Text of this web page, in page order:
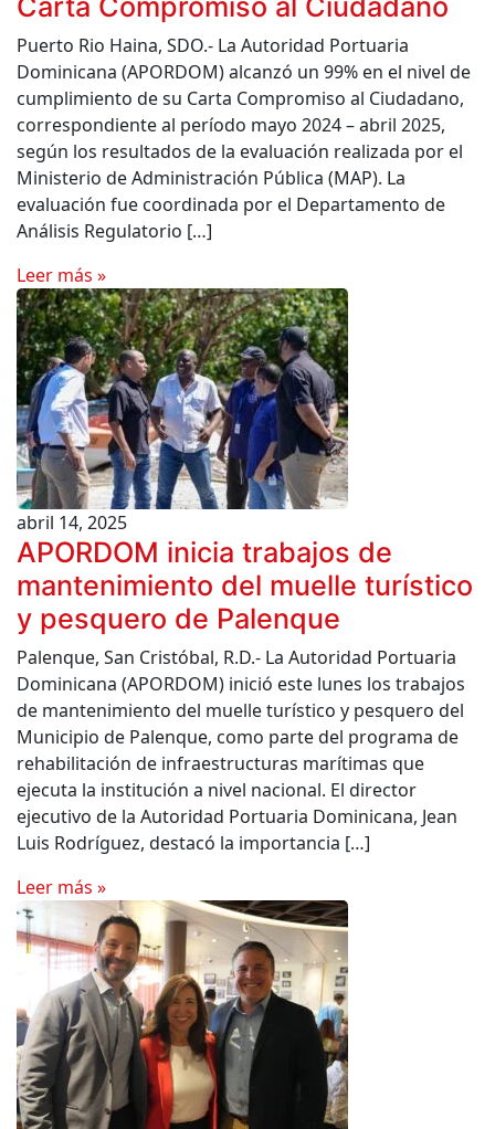
Carta Compromiso al Ciudadano
Puerto Rio Haina, SDO.- La Autoridad Portuaria
Dominicana (APORDOM) alcanzó un 99% en el nivel de
cumplimiento de su Carta Compromiso al Ciudadano,
correspondiente al período mayo 2024 – abril 2025,
según los resultados de la evaluación realizada por el
Ministerio de Administración Pública (MAP). La
evaluación fue coordinada por el Departamento de
Análisis Regulatorio […]
Leer más »
abril 14, 2025
APORDOM inicia trabajos de
mantenimiento del muelle turístico
y pesquero de Palenque
Palenque, San Cristóbal, R.D.- La Autoridad Portuaria
Dominicana (APORDOM) inició este lunes los trabajos
de mantenimiento del muelle turístico y pesquero del
Municipio de Palenque, como parte del programa de
rehabilitación de infraestructuras marítimas que
ejecuta la institución a nivel nacional. El director
ejecutivo de la Autoridad Portuaria Dominicana, Jean
Luis Rodríguez, destacó la importancia […]
Leer más »